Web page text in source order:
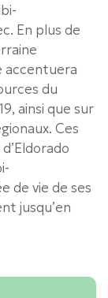
En plus de
accentuera
du
ainsi que sur
Ces
de vie de ses
jusqu’en